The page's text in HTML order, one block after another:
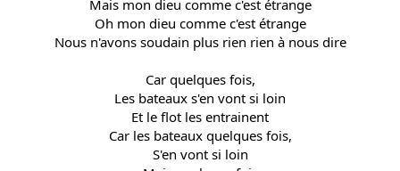
Mais mon dieu comme c'est étrange
Oh mon dieu comme c'est étrange
Nous n'avons soudain plus rien rien à nous dire
Car quelques fois,
Les bateaux s'en vont si loin
Et le flot les entrainent
Car les bateaux quelques fois,
S'en vont si loin